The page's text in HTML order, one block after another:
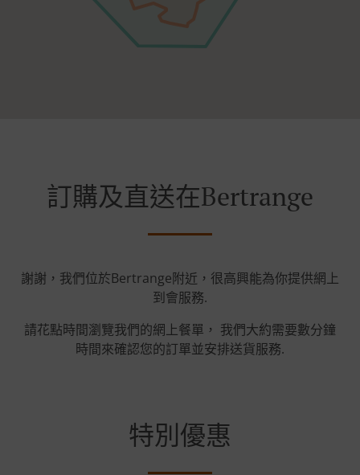
訂購及直送在Bertrange
謝謝，我們位於Bertrange附近，很高興能為你提供網上
到會服務.
請花點時間瀏覽我們的網上餐單， 我們大約需要數分鐘
時間來確認您的訂單並安排送貨服務.
特別優惠